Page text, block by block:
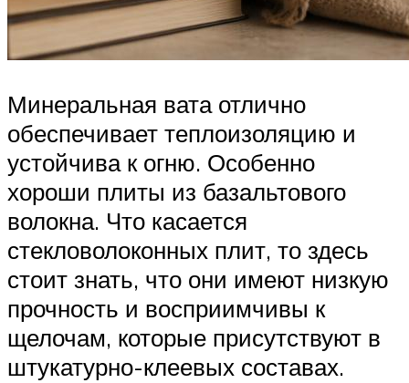
Минеральная вата отлично
обеспечивает теплоизоляцию и
устойчива к огню. Особенно
хороши плиты из базальтового
волокна. Что касается
стекловолоконных плит, то здесь
стоит знать, что они имеют низкую
прочность и восприимчивы к
щелочам, которые присутствуют в
штукатурно-клеевых составах.